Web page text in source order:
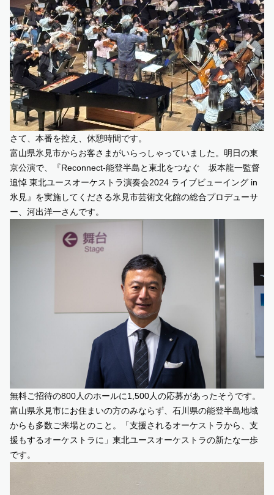
さて、本番を控え、休憩時間です。
富山県氷見市からお客さまがいらっしゃっていました。明日の東
京公演で、
『Reconnect-能登半島と東北をつなぐ 坂本龍一監督
追悼 東北ユースオーケストラ演奏会2024 ライブビューイング in
氷見』 を実施してくださる氷見市芸術文化館の総合プロデューサ
ー、河出洋一さんです。
無料ご招待の800人のホールに1,500人の応募があったそうです。
富山県氷見市にお住まいの方のみならず、石川県の能登半島地域
からも多数ご来場とのこと。「支援されるオーケストラから、支
援もするオーケストラに」東北ユースオーケストラの新たな一歩
です。